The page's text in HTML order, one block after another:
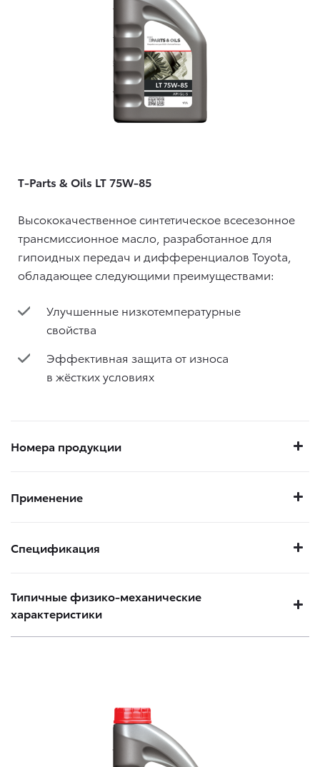
T-Parts & Oils LT 75W-85
Высококачественное синтетическое всесезонное
трансмиссионное масло, разработанное для
гипоидных передач и дифференциалов Toyota,
обладающее следующими преимуществами:
Улучшенные низкотемпературные
свойства
Эффективная защита от износа
в жёстких условиях
Номера продукции
Применение
Спецификация
Типичные физико-механические
характеристики